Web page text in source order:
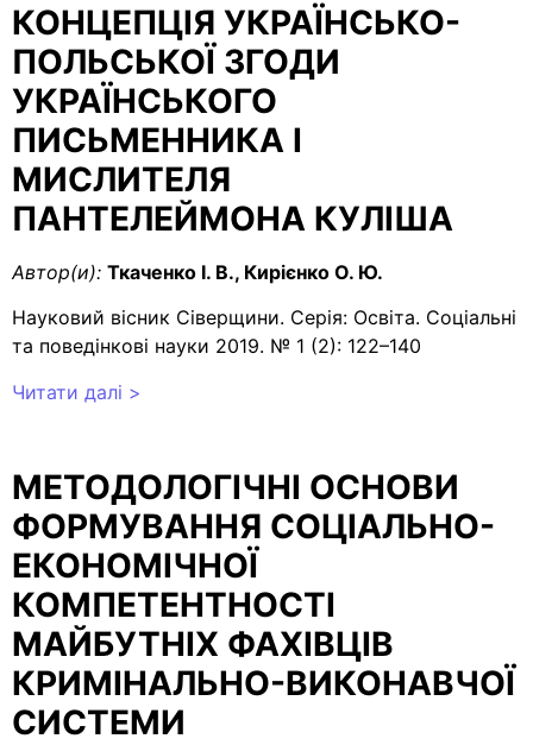
КОНЦЕПЦІЯ УКРАЇНСЬКО-
ПОЛЬСЬКОЇ ЗГОДИ
УКРАЇНСЬКОГО
ПИСЬМЕННИКА І
МИСЛИТЕЛЯ
ПАНТЕЛЕЙМОНА КУЛІША
Автор(и): Ткаченко І. В., Кирієнко О. Ю.
Науковий вісник Сіверщини. Серія: Освіта. Соціальні
та поведінкові науки 2019. № 1 (2): 122–140
Читати далі >
МЕТОДОЛОГІЧНІ ОСНОВИ
ФОРМУВАННЯ СОЦІАЛЬНО-
ЕКОНОМІЧНОЇ
КОМПЕТЕНТНОСТІ
МАЙБУТНІХ ФАХІВЦІВ
КРИМІНАЛЬНО-ВИКОНАВЧОЇ
СИСТЕМИ